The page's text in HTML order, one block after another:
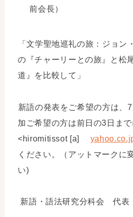
前会長）
「文学聖地巡礼の旅：ジョン
の『チャーリーとの旅』と松
道』を比較して」
新語の発表をご希望の方は、
加ご希望の方は前日の3日まで
<hiromitissot [a]
ください。（アットマークに
い)
新語・語法研究分科会 代